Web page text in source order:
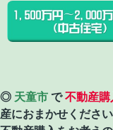
◎ 天童市 で不動産購
産におまかせください